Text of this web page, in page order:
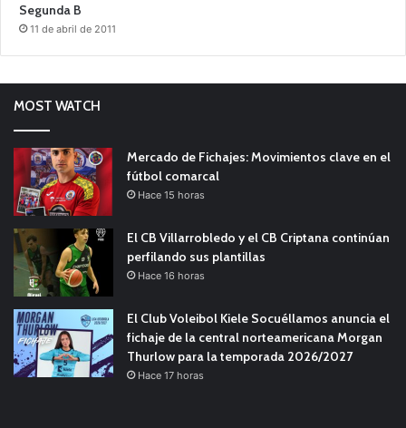
Segunda B
11 de abril de 2011
MOST WATCH
Mercado de Fichajes: Movimientos clave en el
fútbol comarcal
Hace 15 horas
El CB Villarrobledo y el CB Criptana continúan
perfilando sus plantillas
Hace 16 horas
El Club Voleibol Kiele Socuéllamos anuncia el
fichaje de la central norteamericana Morgan
Thurlow para la temporada 2026/2027
Hace 17 horas